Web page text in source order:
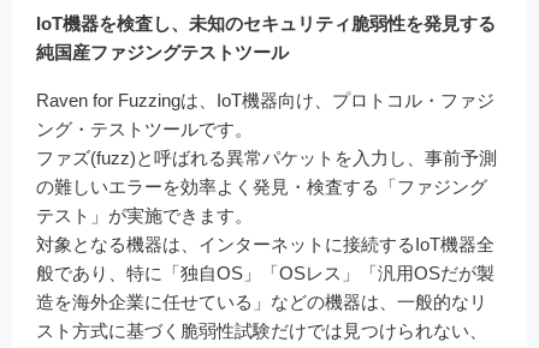
IoT機器を検査し、未知のセキュリティ脆弱性を発見する
純国産ファジングテストツール
Raven for Fuzzingは、IoT機器向け、プロトコル・ファジ
ング・テストツールです。
ファズ(fuzz)と呼ばれる異常パケットを入力し、 事前予測
の難しいエラーを効率よく発見・検査する「ファジング
テスト」が実施できます。
対象となる機器は、インターネットに接続するIoT機器全
般であり、特に「独自OS」「OSレス」「汎用OSだが製
造を海外企業に任せている」などの機器は、一般的なリ
スト方式に基づく脆弱性試験だけでは見つけられない、